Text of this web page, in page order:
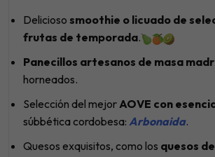
Delicioso smoothie o licuado de
frutas de temporada.
Panecillos artesanos de masa
horneados.
Selección del mejorAOVE con
súbbética cordobesa: Arbonaida.
Quesos exquisitos, como los quesos